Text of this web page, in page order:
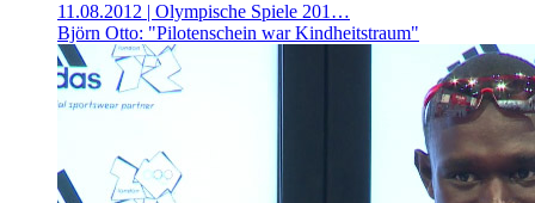
11.08.2012 | Olympische Spiele 201…
Björn Otto: "Pilotenschein war Kindheitstraum"